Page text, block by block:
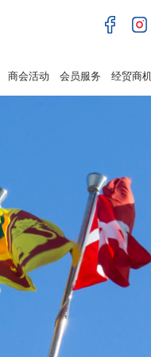
商会活动 会员服务 经贸商